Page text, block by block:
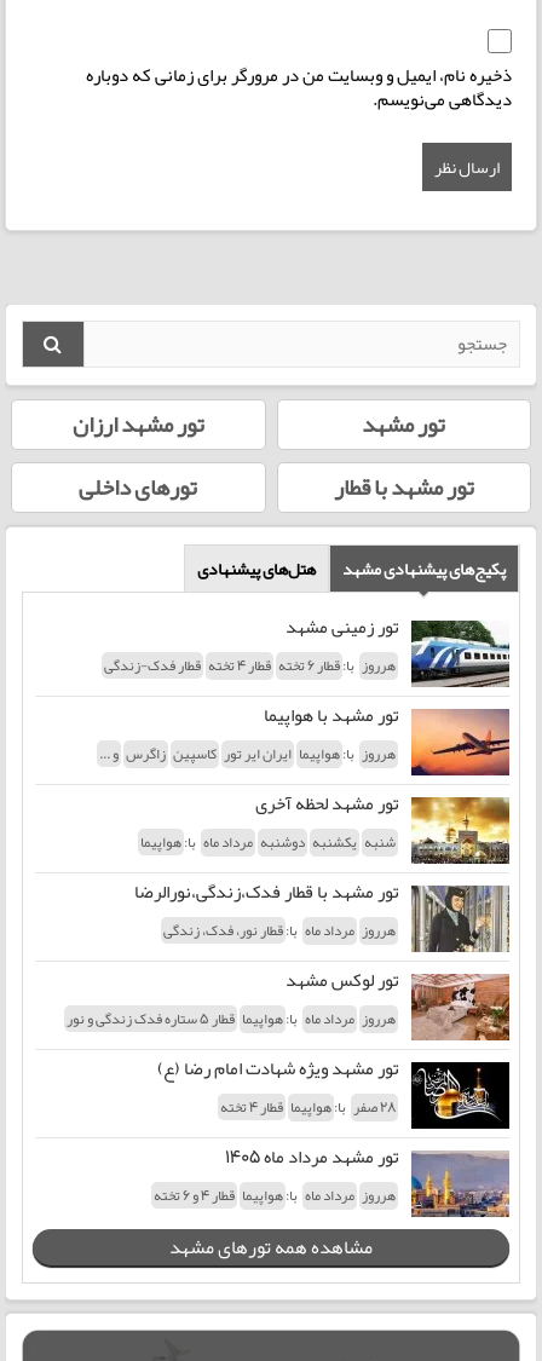
ذخیره نام، ایمیل و وبسایت من در مرورگر برای زمانی که دوباره
دیدگاهی می‌نویسم.
تور مشهد
تور مشهد ارزان
تور مشهد با قطار
تورهای داخلی
پکیج‌های پیشنهادی مشهد هتل‌های پیشنهادی
تور زمینی مشهد
هرروز با:قطار 6 تخته قطار 4 تخته قطار فدک-زندگی
تور مشهد با هواپیما
هرروز با:هواپیما ایران ایر تور کاسپین زاگرس و ...
تور مشهد لحظه آخری
شنبه یکشنبه دوشنبه مرداد ماه با:هواپیما
تور مشهد با قطار فدک،زندگی،نورالرضا
هرروز مرداد ماه با:قطار نور، فدک، زندگی
تور لوکس مشهد
هرروز مرداد ماه با:هواپیما قطار 5 ستاره فدک زندگی و نور
تور مشهد ویژه شهادت امام رضا (ع)
28 صفر با:هواپیما قطار 4 تخته
تور مشهد مرداد ماه 1405
هرروز مرداد ماه با:هواپیما قطار 4 و 6 تخته
مشاهده همه تورهای مشهد